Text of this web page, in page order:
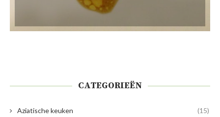
CATEGORIEËN
Aziatische keuken (15)